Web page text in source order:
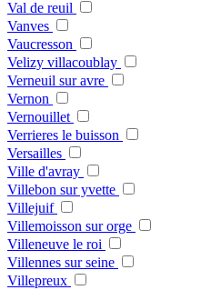
Val de reuil
Vanves
Vaucresson
Velizy villacoublay
Verneuil sur avre
Vernon
Vernouillet
Verrieres le buisson
Versailles
Ville d'avray
Villebon sur yvette
Villejuif
Villemoisson sur orge
Villeneuve le roi
Villennes sur seine
Villepreux